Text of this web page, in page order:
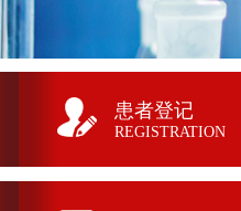
患者登记
REGISTRATION